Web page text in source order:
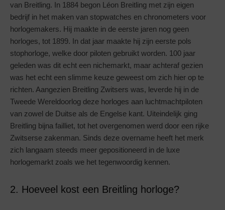
van Breitling. In 1884 begon Léon Breitling met zijn eigen
bedrijf in het maken van stopwatches en chronometers voor
horlogemakers. Hij maakte in de eerste jaren nog geen
horloges, tot 1899. In dat jaar maakte hij zijn eerste pols
stophorloge, welke door piloten gebruikt worden. 100 jaar
geleden was dit echt een nichemarkt, maar achteraf gezien
was het echt een slimme keuze geweest om zich hier op te
richten. Aangezien Breitling Zwitsers was, leverde hij in de
Tweede Wereldoorlog deze horloges aan luchtmachtpiloten
van zowel de Duitse als de Engelse kant. Uiteindelijk ging
Breitling bijna failliet, tot het overgenomen werd door een rijke
Zwitserse zakenman. Sinds deze overname heeft het merk
zich langaam steeds meer gepositioneerd in de luxe
horlogemarkt zoals we het tegenwoordig kennen.
2. Hoeveel kost een Breitling horloge?